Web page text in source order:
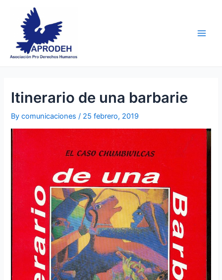
content
Itinerario de una barbarie
Bycomunicaciones/ 25 febrero, 2019
navigation